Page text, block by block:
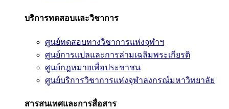
บริการทดสอบและวิชาการ
ศูนย์ทดสอบทางวิชาการแห่งจุฬาฯ
ศูนย์การแปลและการล่ามเฉลิมพระเกียรติ
ศูนย์กฎหมายเพื่อประชาชน
ศูนย์บริการวิชาการแห่งจุฬาลงกรณ์มหาวิทยาลัย
สารสนเทศและการสื่อสาร